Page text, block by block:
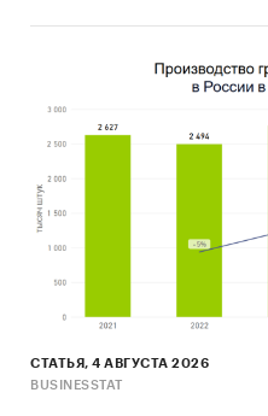
СТАТЬЯ, 4 АВГУСТА 2026
BUSINESSTAT